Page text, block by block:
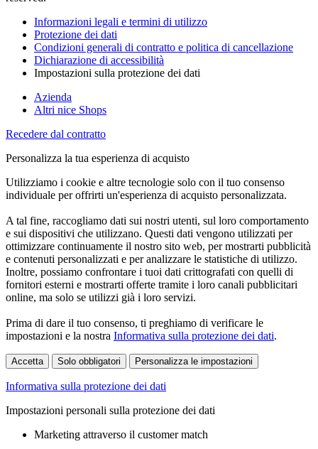
Informazioni legali e termini di utilizzo
Protezione dei dati
Condizioni generali di contratto e politica di cancellazione
Dichiarazione di accessibilità
Impostazioni sulla protezione dei dati
Azienda
Altri nice Shops
Recedere dal contratto
Personalizza la tua esperienza di acquisto
Utilizziamo i cookie e altre tecnologie solo con il tuo consenso
individuale per offrirti un'esperienza di acquisto personalizzata.
A tal fine, raccogliamo dati sui nostri utenti, sul loro comportamento
e sui dispositivi che utilizzano. Questi dati vengono utilizzati per
ottimizzare continuamente il nostro sito web, per mostrarti pubblicità
e contenuti personalizzati e per analizzare le statistiche di utilizzo.
Inoltre, possiamo confrontare i tuoi dati crittografati con quelli di
fornitori esterni e mostrarti offerte tramite i loro canali pubblicitari
online, ma solo se utilizzi già i loro servizi.
Prima di dare il tuo consenso, ti preghiamo di verificare le
impostazioni e la nostra Informativa sulla protezione dei dati.
Accetta Solo obbligatori Personalizza le impostazioni
Informativa sulla protezione dei dati
Impostazioni personali sulla protezione dei dati
Marketing attraverso il customer match